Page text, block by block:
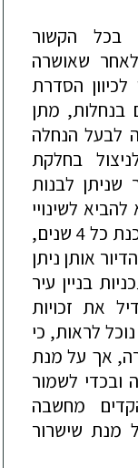
בכל הקשור
שאושרה
לכיוון הסדרת
בנחלות, מתן
לבעל הנחלה
בחלקת
שניתן לבנות
לשינויי
של הוראות תמ"א 35, אשר מתעדכנת כל 4 שנים,
אותן ניתן
בניין עיר
את זכויות
לראות, כי
אך על מנת
ובכדי לשמור
מחשבה
מנת שישרור